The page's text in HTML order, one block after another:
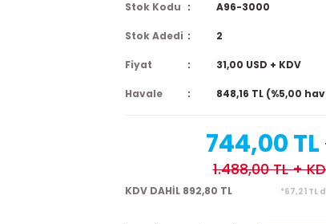
Stok Kodu A96-3000
Stok Adedi 2
Fiyat 31,00 USD + KDV
Havale 848,16 TL (%5,00
744,00 TL
1.488,00 TL+
KDV DAHİL 892,80 TL *67,21